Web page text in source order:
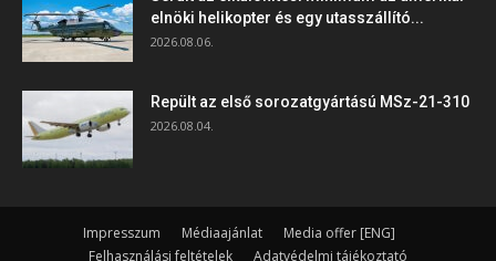
elnöki helikopter és egy utasszállító...
2026.08.06.
Repült az első sorozatgyártású MSz-21-310
2026.08.04.
Impresszum Médiaajánlat
Media offer [ENG]
Felhasználási feltételek
Adatvédelmi tájékoztató